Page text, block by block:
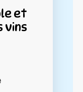
et
vins